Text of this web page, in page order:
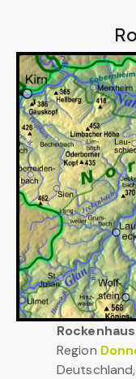
Region